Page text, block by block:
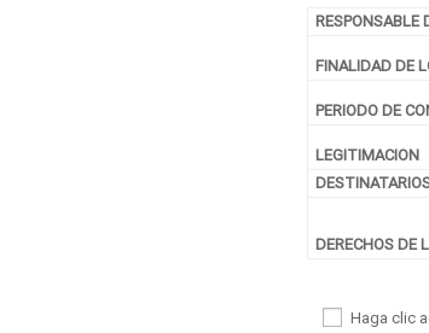
RESPONSABLE
FINALIDAD DE
PERIODO DE
LEGITIMACION
DERECHOS DE
Haga clic